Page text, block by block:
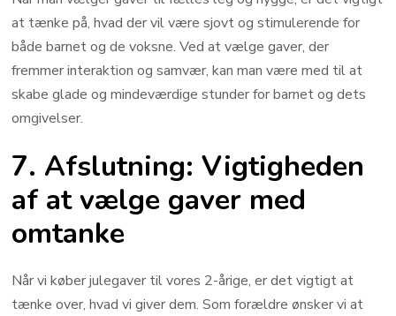
at tænke på, hvad der vil være sjovt og stimulerende for
både barnet og de voksne. Ved at vælge gaver, der
fremmer interaktion og samvær, kan man være med til at
skabe glade og mindeværdige stunder for barnet og dets
omgivelser.
7. Afslutning: Vigtigheden
af at vælge gaver med
omtanke
Når vi køber julegaver til vores 2-årige, er det vigtigt at
tænke over, hvad vi giver dem. Som forældre ønsker vi at